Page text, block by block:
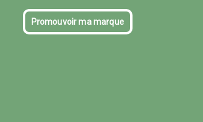
Promouvoir ma marque